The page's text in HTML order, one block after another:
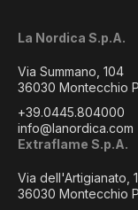
La Nordica S.p.A.
Via Summano, 104
36030 Montecchio
+39.0445.804000
info@lanordica.com
Extraflame S.p.A.
Via dell'Artigianato,
36030 Montecchio